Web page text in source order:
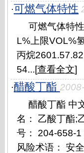
·可燃气体特性
可燃气体特
L%上限VOL%
丙烷
54...[查看全文]
·醋酸丁酯
醋酸丁酯 中
名： 乙酸丁酯;
号： 204-658-
风险术语： 安